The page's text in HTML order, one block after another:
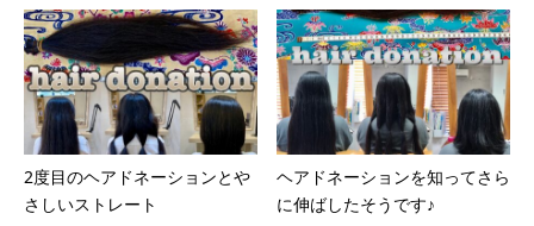
2度目のヘアドネーションとや
さしいストレート
ヘアドネーションを知ってさら
に伸ばしたそうです♪